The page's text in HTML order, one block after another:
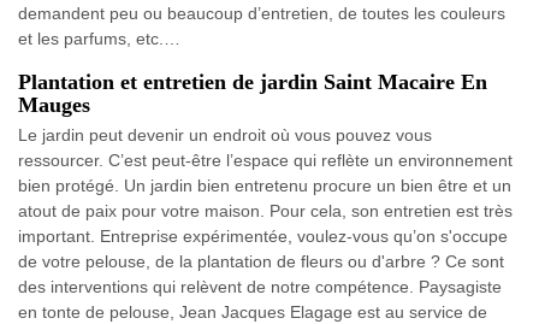
demandent peu ou beaucoup d’entretien, de toutes les couleurs
et les parfums, etc.…
Plantation et entretien de jardin Saint Macaire En
Mauges
Le jardin peut devenir un endroit où vous pouvez vous
ressourcer. C’est peut-être l’espace qui reflète un environnement
bien protégé. Un jardin bien entretenu procure un bien être et un
atout de paix pour votre maison. Pour cela, son entretien est très
important. Entreprise expérimentée, voulez-vous qu’on s'occupe
de votre pelouse, de la plantation de fleurs ou d'arbre ? Ce sont
des interventions qui relèvent de notre compétence. Paysagiste
en tonte de pelouse, Jean Jacques Elagage est au service de